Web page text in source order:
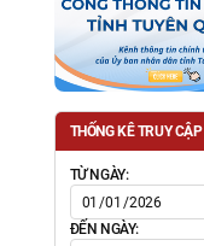
THỐNG KÊ TRUY CẬP
TỪ NGÀY:
ĐẾN NGÀY: